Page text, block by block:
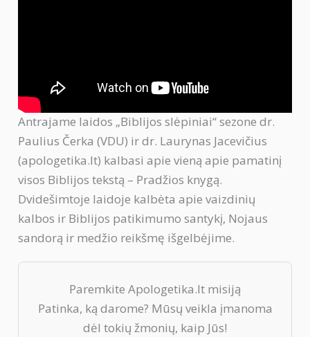
Antrajame laidos „Biblijos slėpiniai“ sezone dr.
Paulius Čerka (VDU) ir dr. Laurynas Jacevičius
(apologetika.lt) kalbasi apie vieną apie pamatinį
visos Biblijos tekstą – Pradžios knygą.
Dvidešimtoje laidoje kalbėta apie vaizdinių
kalbos ir Biblijos patikimumo santykį, Nojaus
sandorą ir medžio reikšmę išgelbėjime.
Paremkite Apologetika.lt misiją
Patinka, ką darome? Mūsų veikla įmanoma
dėl tokių žmonių, kaip Jūs!